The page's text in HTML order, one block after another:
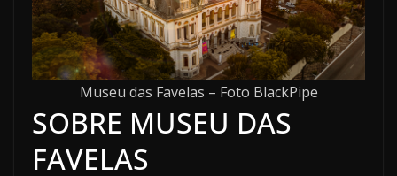
Museu das Favelas – Foto BlackPipe
SOBRE MUSEU DAS
FAVELAS